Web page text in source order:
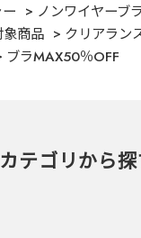
ノンワイヤーブラ
商品
クリアラン
ブラMAX50％OFF
カテゴリから